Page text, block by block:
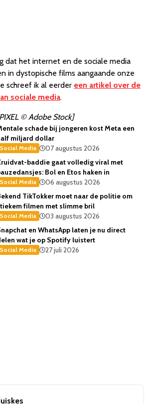
dat het internet en de sociale media
in dystopische films aangaande onze
schreef ik al eerder een artikel over de
sociale media.
© Adobe Stock]
schade bij jongeren kost Meta een
miljard dollar
Social Media
07 augustus 2026
baddie gaat volledig viral met
Bol en Etos haken in
Social Media
06 augustus 2026
TikTokker moet naar de politie om
filmen met slimme bril
Social Media
03 augustus 2026
en WhatsApp laten je nu direct
wat je op Spotify luistert
Social Media 27 juli 2026